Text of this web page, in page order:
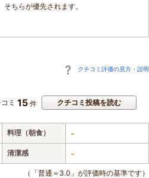
ちらが優先されます。
クチコミ評価の見方・説明
ミ 15 件 クチコミ投稿を読む
料理（朝食） -
清潔感 -
（「普通＝3.0」が評価時の基準です）